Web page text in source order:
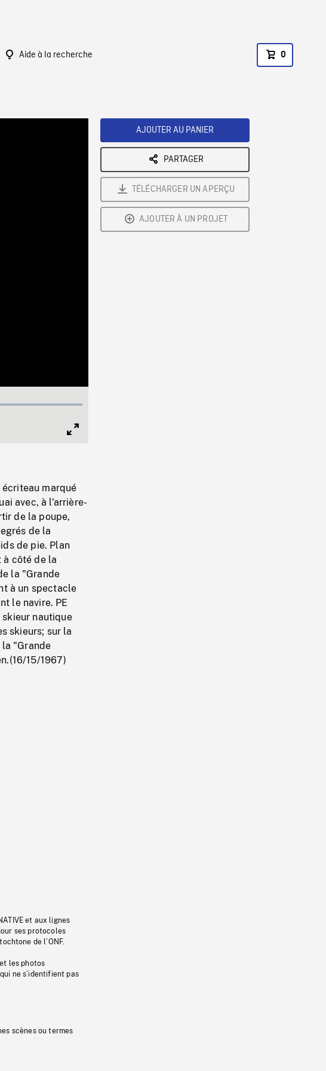
Aide à la recherche 0
marqué
avec, à l’arrière-
de la poupe,
de la
de pie. Plan
à côté de la
la "Grande
à un spectacle
le navire. PE
nautique
skieurs; sur la
"Grande
15/1967)
et aux lignes
ses protocoles
de l’ONF.
les photos
ne s’identifient pas
scènes ou termes
AJOUTER AU PANIER
PARTAGER
TÉLÉCHARGER UN APERÇU
AJOUTER À UN PROJET